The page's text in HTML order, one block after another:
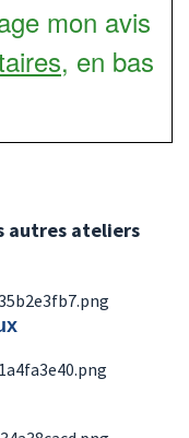
mon avis
, en bas
autres ateliers